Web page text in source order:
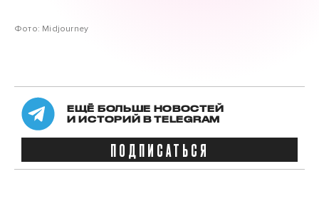
Фото: Midjourney
ЕЩЁ БОЛЬШЕ НОВОСТЕЙ
И ИСТОРИЙ В TELEGRAM
ПОДПИСАТЬСЯ